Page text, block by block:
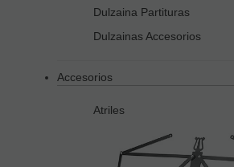
Dulzaina Partituras
Dulzainas Accesorios
Accesorios
Atriles